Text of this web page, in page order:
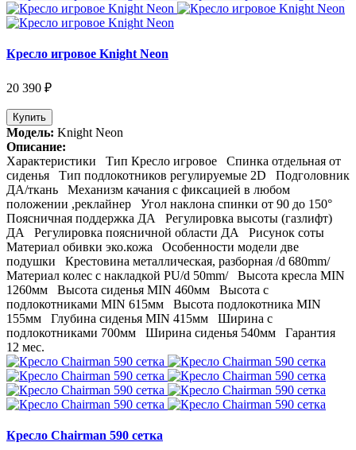
Кресло игровое Knight Neon
20 390 ₽
Купить
Модель: Knight Neon
Описание:
Характеристики Тип Кресло игровое Спинка отдельная от
сиденья Тип подлокотников регулируемые 2D Подголовник
ДА/ткань Механизм качания с фиксацией в любом
положении ,реклайнер Угол наклона спинки от 90 до 150°
Поясничная поддержка ДА Регулировка высоты (газлифт)
ДА Регулировка поясничной области ДА Рисунок соты
Материал обивки эко.кожа Особенности модели две
подушки Крестовина металлическая, разборная /d 680mm/
Материал колес с накладкой PU/d 50mm/ Высота кресла MIN
1260мм Высота сиденья MIN 460мм Высота с
подлокотниками MIN 615мм Высота подлокотника MIN
155мм Глубина сиденья MIN 415мм Ширина с
подлокотниками 700мм Ширина сиденья 540мм Гарантия
12 мес.
Кресло Chairman 590 сетка